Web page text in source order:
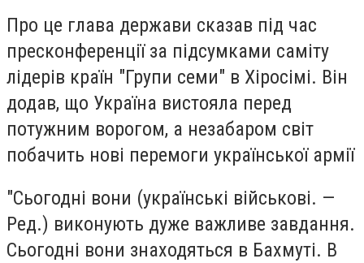
Про це глава держави сказав під час
пресконференції за підсумками саміту
лідерів країн "Групи семи" в Хіросімі. Він
додав, що Україна вистояла перед
потужним ворогом, а незабаром світ
побачить нові перемоги української армії
"Сьогодні вони (українські військові. —
Ред.) виконують дуже важливе завдання.
Сьогодні вони знаходяться в Бахмуті. В